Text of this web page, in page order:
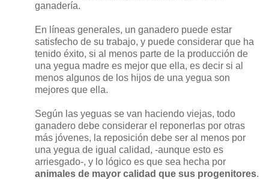
ganadería.
En líneas generales, un ganadero puede estar
satisfecho de su trabajo, y puede considerar que ha
tenido éxito, si al menos parte de la producción de
una yegua madre es mejor que ella, es decir si al
menos algunos de los hijos de una yegua son
mejores que ella.
Según las yeguas se van haciendo viejas, todo
ganadero debe considerar el reponerlas por otras
más jóvenes, la reposición debe ser al menos por
una yegua de igual calidad, -aunque esto es
arriesgado-, y lo lógico es que sea hecha por
animales de mayor calidad que sus progenitores.